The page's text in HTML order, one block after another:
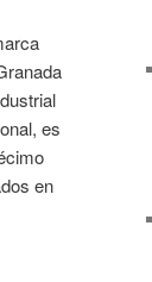
es
en